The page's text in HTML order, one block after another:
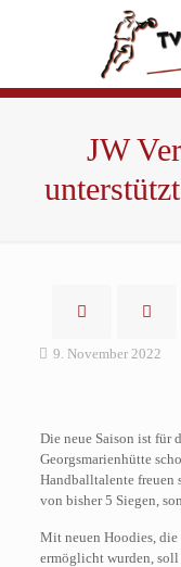
JW
9. November 2022
Die neue Saison ist für
Georgsmarienhütte
Handballtalente freuen
von bisher 5 Siegen,
Mit neuen Hoodies,
ermöglicht wurden, soll